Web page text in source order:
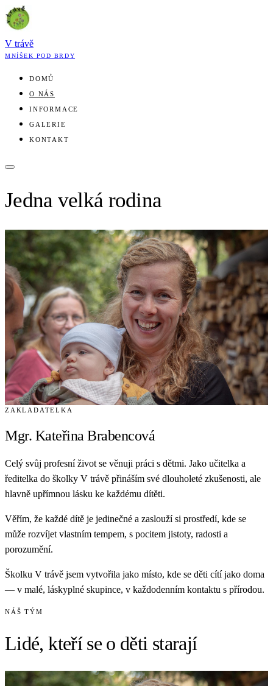
V trávě
MNÍŠEK POD BRDY
DOMŮ
O NÁS
INFORMACE
GALERIE
KONTAKT
Jedna velká rodina
ZAKLADATELKA
Mgr. KateřinaBrabencová
Celý svůj profesní život se věnuji práci s dětmi. Jako učitelka a
ředitelka do školky V trávě přináším své dlouholeté zkušenosti, ale
hlavně upřímnou lásku ke každému dítěti.
Věřím, že každé dítě je jedinečné a zaslouží si prostředí, kde se
může rozvíjet vlastním tempem, s pocitem jistoty, radosti a
porozumění.
Školku V trávě jsem vytvořila jako místo, kde se děti cítí jako doma
— v malé, láskyplné skupince, v každodenním kontaktu s přírodou.
NÁŠ TÝM
Lidé, kteří se o děti starají